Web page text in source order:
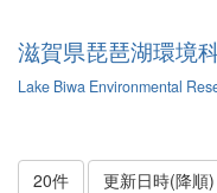
滋賀県琵琶湖環境
Lake Biwa Environmental
20件 更新日時(降順)